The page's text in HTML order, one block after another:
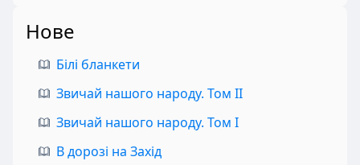
Нове
Білі бланкети
Звичай нашого народу. Том II
Звичай нашого народу. Том I
В дорозі на Захід